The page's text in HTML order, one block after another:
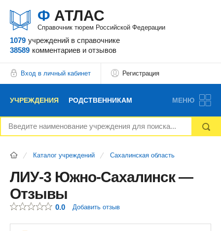
Ф АТЛАС
Справочник тюрем Российской Федерации
1079 учреждений в справочнике
38589 комментариев и отзывов
Вход в личный кабинет Регистрация
УЧРЕЖДЕНИЯ РОДСТВЕННИКАМ
НОВОСТИ БЛОГ АДВОКАТЫ
РЕКЛАМОДАТЕЛЯМ
МЕНЮ
Каталог учреждений Сахалинская область
ЛИУ-3 Южно-Сахалинск —
Отзывы
0.0 Добавить отзыв